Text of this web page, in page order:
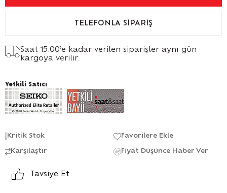
TELEFONLA SIPARIŞ
Saat 15:00’e kadar verilen siparişler aynı gün
kargoya verilir.
Yetkili Satıcı
Kritik Stok Favorilere Ekle
Karşılaştır Fiyat Düşünce Haber Ver
Tavsiye Et